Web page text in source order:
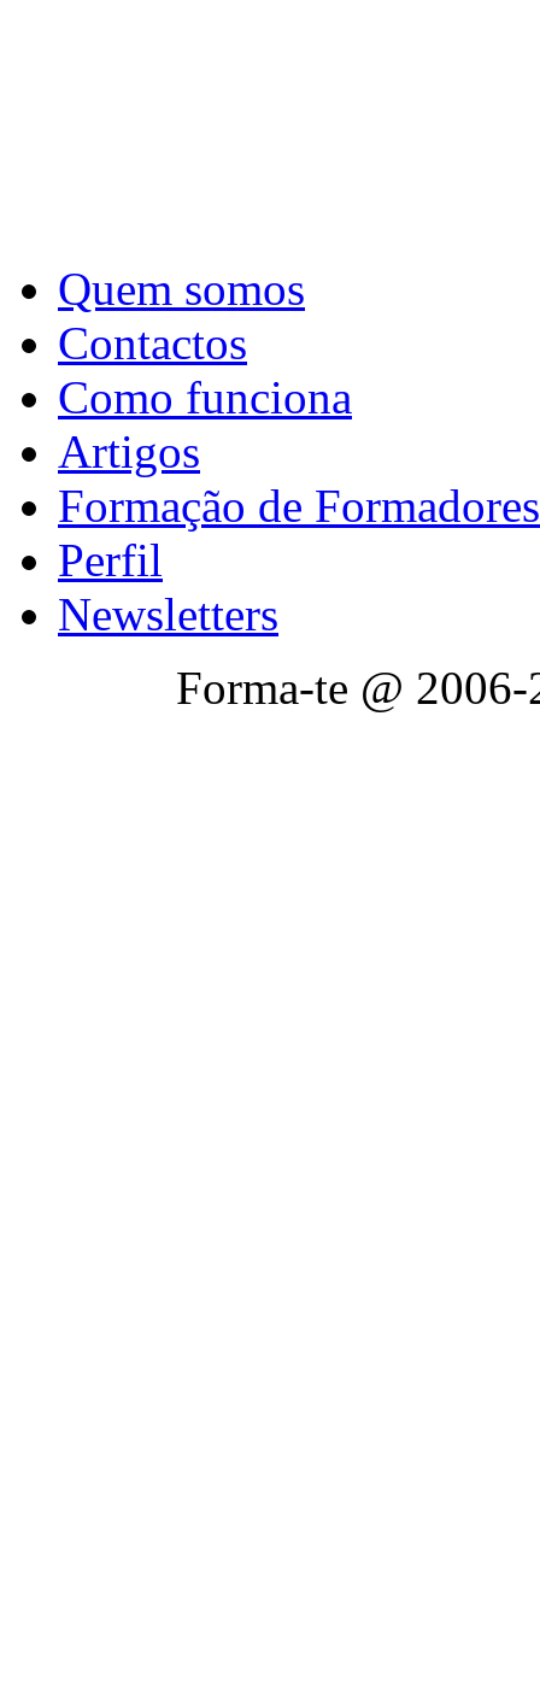
Quem somos
Contactos
Como funciona
Artigos
Formação de Formadores
Perfil
Newsletters
Forma-te @